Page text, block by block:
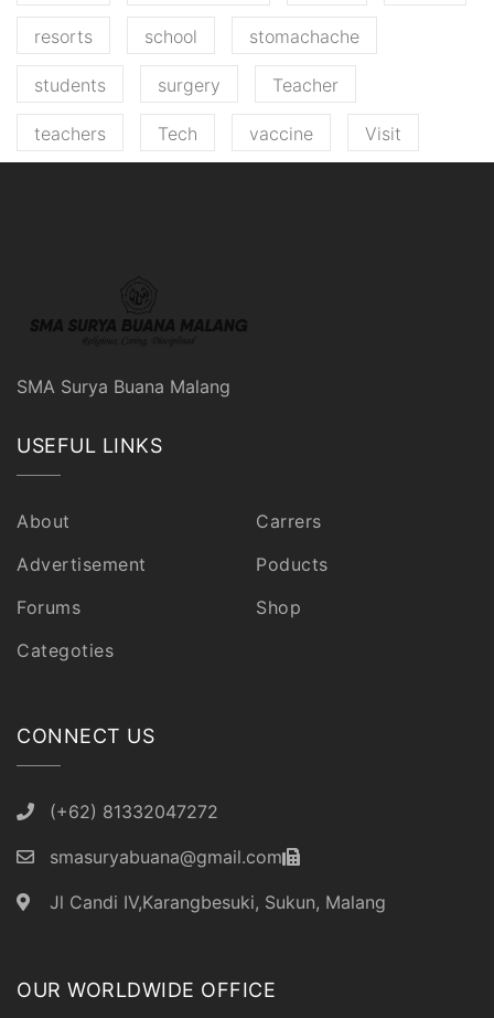
resorts school stomachache
students surgery Teacher
teachers Tech vaccine Visit
SMA Surya Buana Malang
USEFUL LINKS
About
Advertisement
Forums
Categoties
Carrers
Poducts
Shop
CONNECT US
(+62) 81332047272
smasuryabuana@gmail.com
Jl Candi IV,Karangbesuki, Sukun, Malang
OUR WORLDWIDE OFFICE